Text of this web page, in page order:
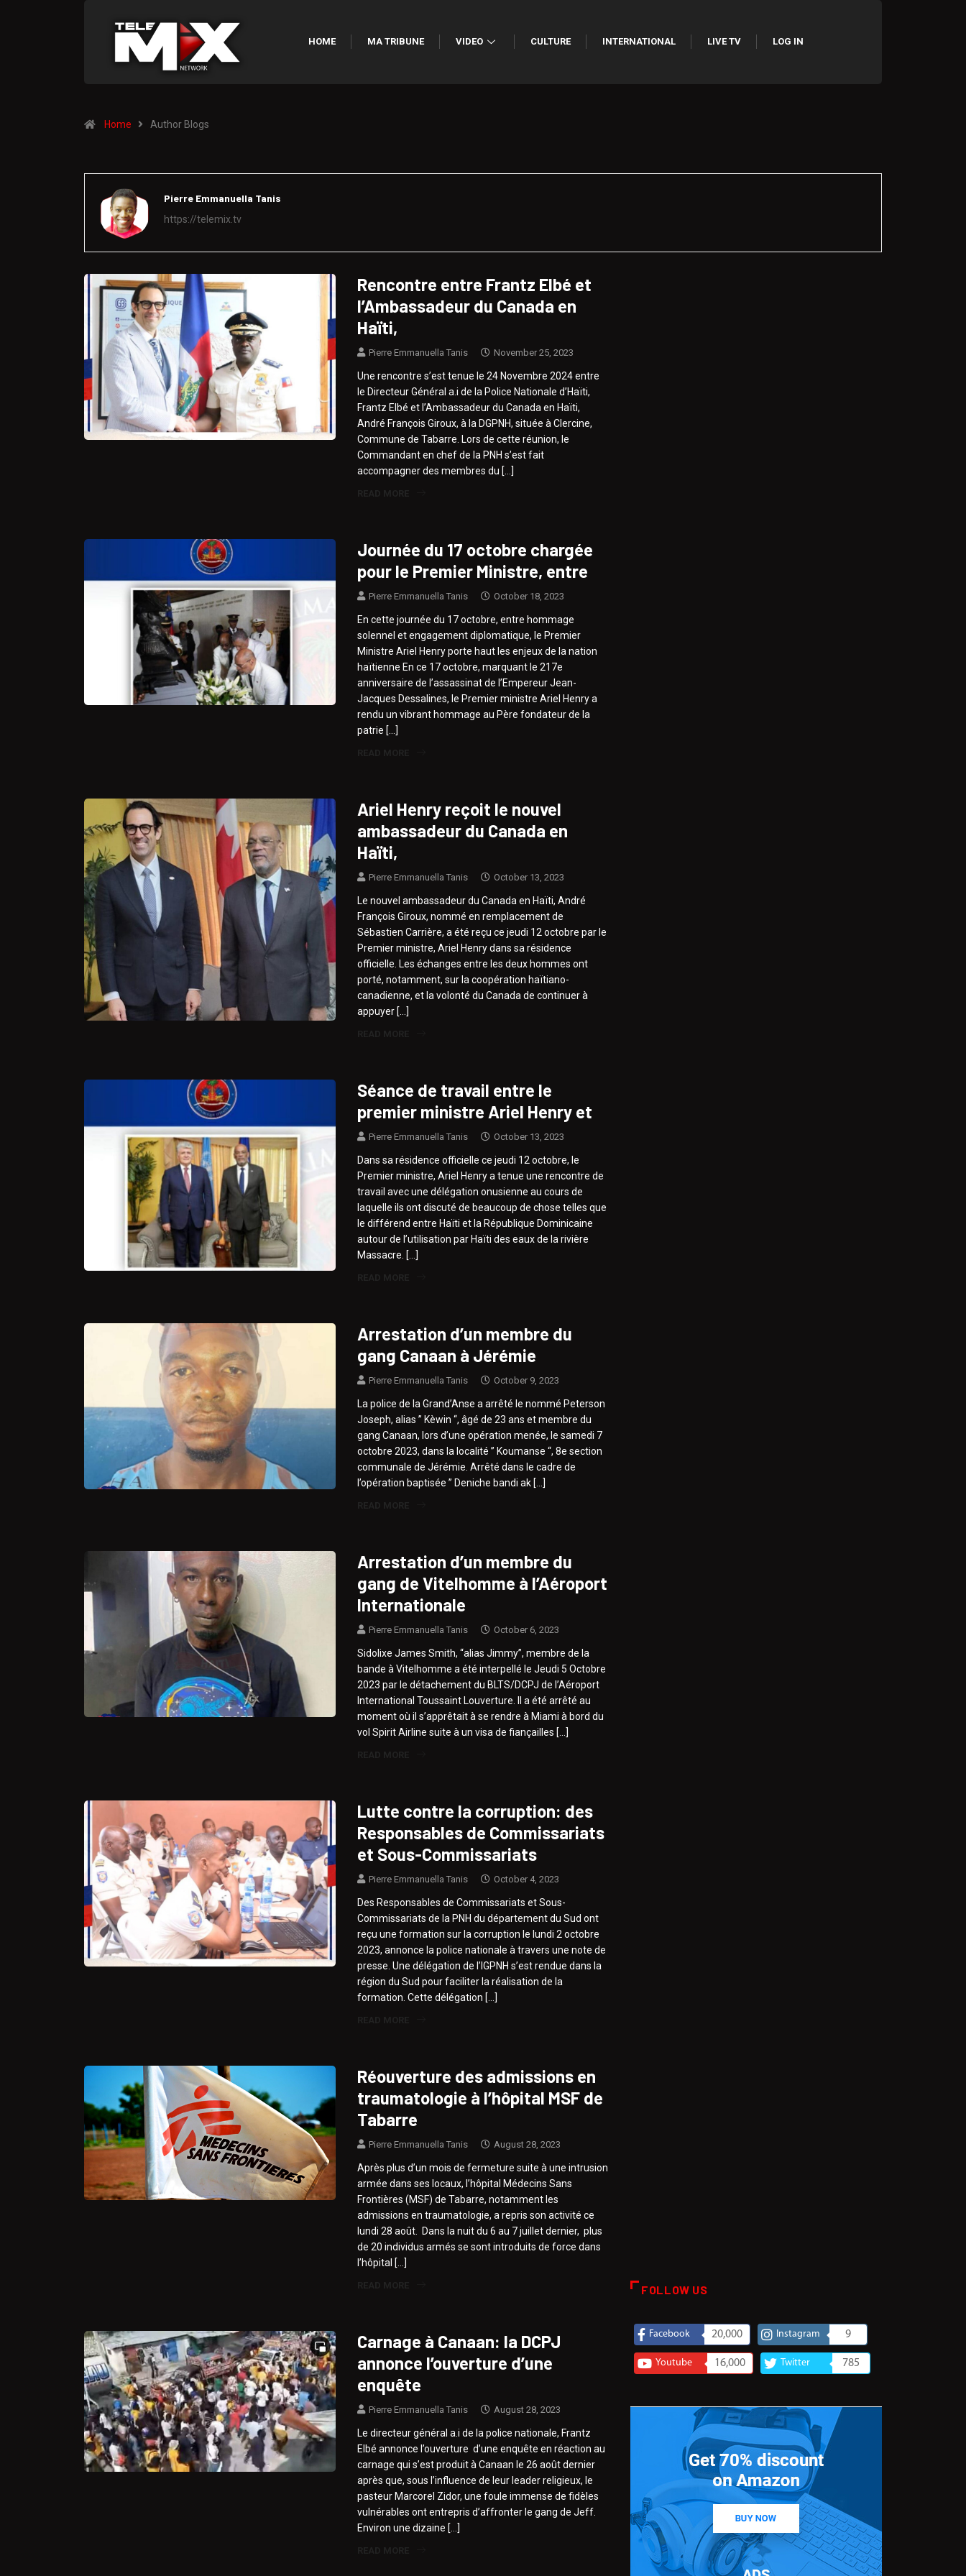
HOME MA TRIBUNE VIDEO CULTURE INTERNATIONAL LIVE TV LOG IN
Home Author Blogs
Pierre Emmanuella Tanis
https://telemix.tv
Rencontre entre Frantz Elbé et
l’Ambassadeur du Canada en
Haïti,
Pierre Emmanuella Tanis November 25, 2023
Une rencontre s’est tenue le 24 Novembre 2024 entre
le Directeur Général a.i de la Police Nationale d’Haïti,
Frantz Elbé et l’Ambassadeur du Canada en Haïti,
André François Giroux, à la DGPNH, située à Clercine,
Commune de Tabarre. Lors de cette réunion, le
Commandant en chef de la PNH s’est fait
accompagner des membres du […]
Journée du 17 octobre chargée
pour le Premier Ministre, entre
Pierre Emmanuella Tanis October 18, 2023
En cette journée du 17 octobre, entre hommage
solennel et engagement diplomatique, le Premier
Ministre Ariel Henry porte haut les enjeux de la nation
haïtienne En ce 17 octobre, marquant le 217e
anniversaire de l’assassinat de l’Empereur Jean-
Jacques Dessalines, le Premier ministre Ariel Henry a
rendu un vibrant hommage au Père fondateur de la
patrie […]
Ariel Henry reçoit le nouvel
ambassadeur du Canada en
Haïti,
Pierre Emmanuella Tanis October 13, 2023
Le nouvel ambassadeur du Canada en Haïti, André
François Giroux, nommé en remplacement de
Sébastien Carrière, a été reçu ce jeudi 12 octobre par le
Premier ministre, Ariel Henry dans sa résidence
officielle. Les échanges entre les deux hommes ont
porté, notamment, sur la coopération haïtiano-
canadienne, et la volonté du Canada de continuer à
appuyer […]
Séance de travail entre le
premier ministre Ariel Henry et
Pierre Emmanuella Tanis October 13, 2023
Dans sa résidence officielle ce jeudi 12 octobre, le
Premier ministre, Ariel Henry a tenue une rencontre de
travail avec une délégation onusienne au cours de
laquelle ils ont discuté de beaucoup de chose telles que
le différend entre Haïti et la République Dominicaine
autour de l’utilisation par Haïti des eaux de la rivière
Massacre. […]
Arrestation d’un membre du
gang Canaan à Jérémie
Pierre Emmanuella Tanis October 9, 2023
La police de la Grand’Anse a arrêté le nommé Peterson
Joseph, alias ” Kèwin “, âgé de 23 ans et membre du
gang Canaan, lors d’une opération menée, le samedi 7
octobre 2023, dans la localité ” Koumanse “, 8e section
communale de Jérémie. Arrêté dans le cadre de
l’opération baptisée ” Deniche bandi ak […]
Arrestation d’un membre du
gang de Vitelhomme à l’Aéroport
Internationale
Pierre Emmanuella Tanis October 6, 2023
Sidolixe James Smith, “alias Jimmy”, membre de la
bande à Vitelhomme a été interpellé le Jeudi 5 Octobre
2023 par le détachement du BLTS/DCPJ de l’Aéroport
International Toussaint Louverture. Il a été arrêté au
moment où il s’apprêtait à se rendre à Miami à bord du
vol Spirit Airline suite à un visa de fiançailles […]
Lutte contre la corruption: des
Responsables de Commissariats
et Sous-Commissariats
Pierre Emmanuella Tanis October 4, 2023
Des Responsables de Commissariats et Sous-
Commissariats de la PNH du département du Sud ont
reçu une formation sur la corruption le lundi 2 octobre
2023, annonce la police nationale à travers une note de
presse. Une délégation de l’IGPNH s’est rendue dans la
région du Sud pour faciliter la réalisation de la
formation. Cette délégation […]
Réouverture des admissions en
traumatologie à l’hôpital MSF de
Tabarre
Pierre Emmanuella Tanis August 28, 2023
Après plus d’un mois de fermeture suite à une intrusion
armée dans ses locaux, l’hôpital Médecins Sans
Frontières (MSF) de Tabarre, notamment les
admissions en traumatologie, a repris son activité ce
lundi 28 août. Dans la nuit du 6 au 7 juillet dernier, plus
de 20 individus armés se sont introduits de force dans
l’hôpital […]
Carnage à Canaan: la DCPJ
annonce l’ouverture d’une
enquête
Pierre Emmanuella Tanis August 28, 2023
Le directeur général a.i de la police nationale, Frantz
Elbé annonce l’ouverture d’une enquête en réaction au
carnage qui s’est produit à Canaan le 26 août dernier
après que, sous l’influence de leur leader religieux, le
pasteur Marcorel Zidor, une foule immense de fidèles
vulnérables ont entrepris d’affronter le gang de Jeff.
Environ une dizaine […]
FOLLOW US
Facebook 20,000 Instagram 9
Youtube 16,000 Twitter 785